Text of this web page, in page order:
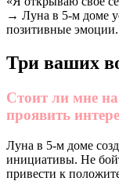
→ Луна в 5-м доме
позитивные эмоции.
Три ваших
Стоит ли мне
проявить
Луна в 5-м доме
инициативы. Не
привести к